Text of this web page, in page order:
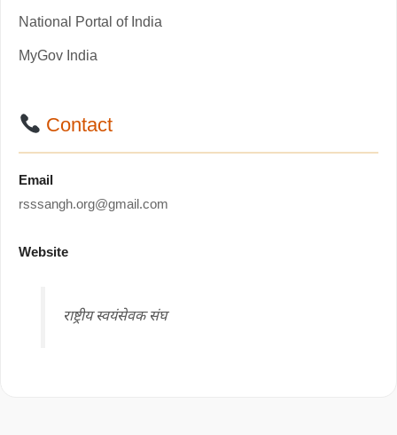
National Portal of India
MyGov India
Contact
Email
rsssangh.org@gmail.com
Website
राष्ट्रीय स्वयंसेवक संघ